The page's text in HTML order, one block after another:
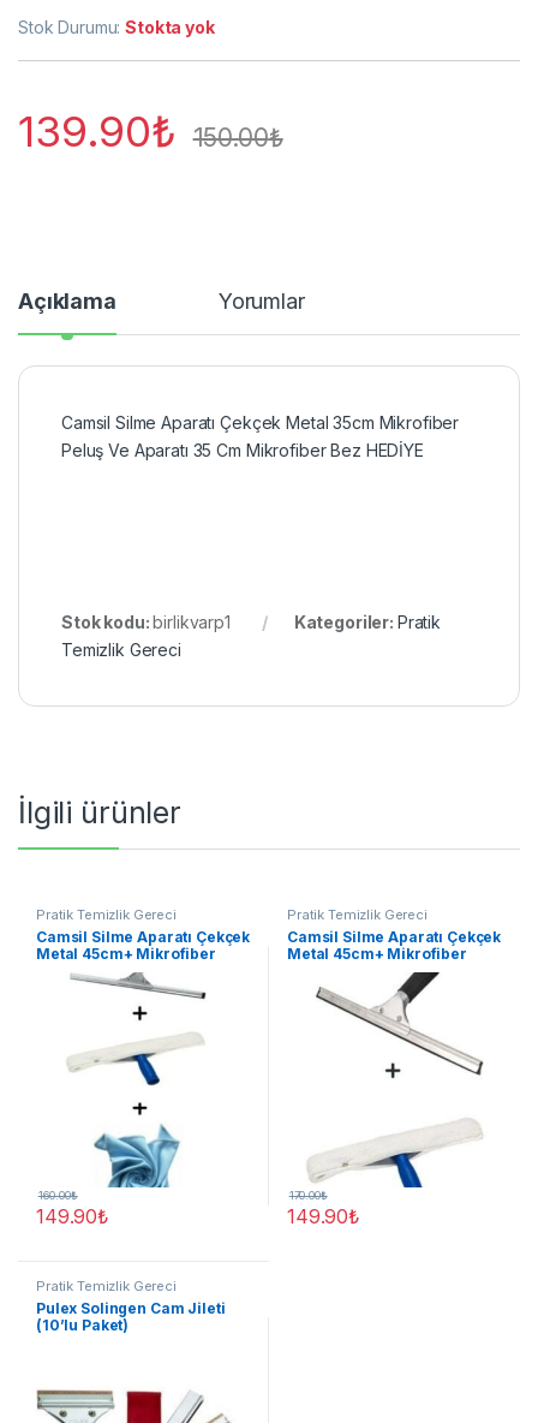
Stok Durumu:Stokta yok
139.90₺ 150.00₺
Açıklama Yorumlar
Camsil Silme Aparatı Çekçek Metal 35cm Mikrofiber
Peluş Ve Aparatı 35 Cm Mikrofiber Bez HEDİYE
Stok kodu:birlikvarp1 Kategoriler: Pratik
Temizlik Gereci
İlgili ürünler
Pratik Temizlik Gereci
Camsil Silme Aparatı Çekçek
Metal 45cm+ Mikrofiber
Peluş Ve Aparatı 45 Cm Ve
Mikrofiber Bez
149.90₺
160.00₺
Pratik Temizlik Gereci
Camsil Silme Aparatı Çekçek
Metal 45cm+ Mikrofiber
149.90₺
170.00₺
Pratik Temizlik Gereci
Pulex Solingen Cam Jileti
(10’lu Paket)